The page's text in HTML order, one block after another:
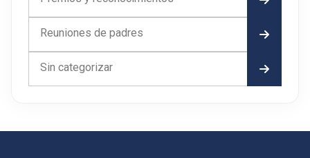
Reuniones de padres
Sin categorizar